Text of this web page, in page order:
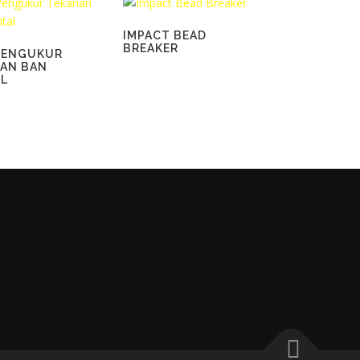
BAN
IMPACT BEAD
BREAKER